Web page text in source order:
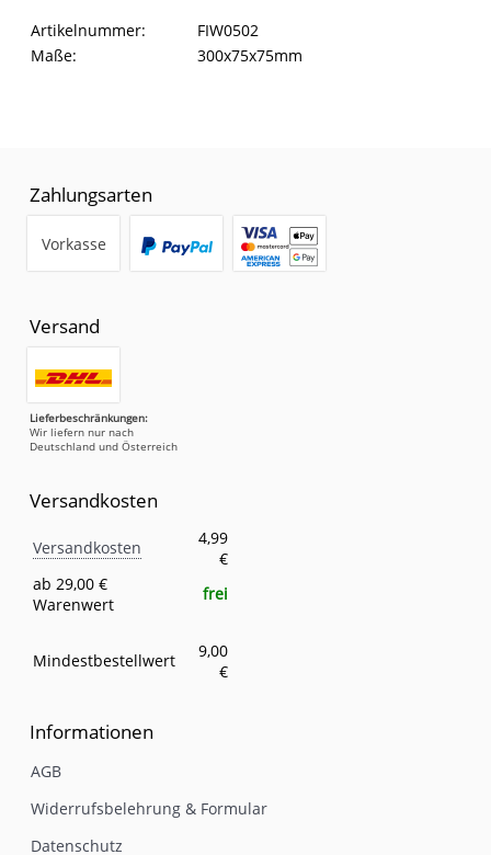
Artikelinformationen
Eigenschaft Wert
Artikelnummer:
FIW0502
Maße:
300x75x75mm
Zahlungsarten
Vorkasse
Versand
Lieferbeschränkungen:
Wir liefern nur nach
Deutschland und Österreich
Versandkosten
Eigenschaft
Versandkosten
4,99
€
ab 29,00 €
Warenwert
frei
Mindestbestellwert
9,00
€
Informationen
AGB
Widerrufsbelehrung & Formular
Datenschutz